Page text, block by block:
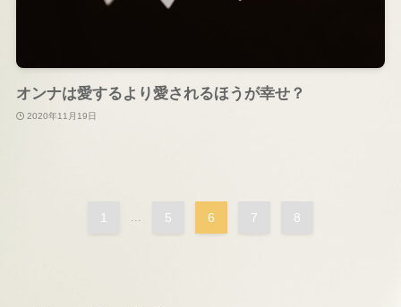
オンナは愛するより愛されるほうが幸せ？
2020年11月19日
1 ... 5 6 7 8